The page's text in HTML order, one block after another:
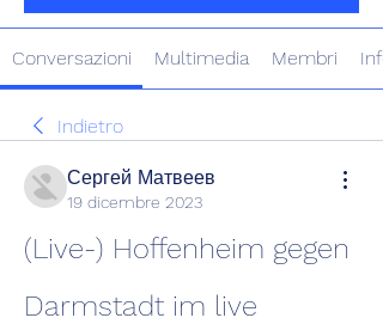
Conversazioni Multimedia Membri Info
Indietro
Сергей Матвеев
19 dicembre 2023
(Live-) Hoffenheim gegen
Darmstadt im live